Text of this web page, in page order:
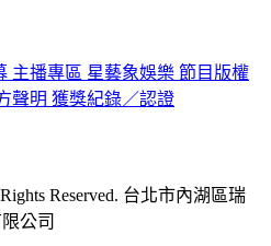
主播專區 星藝象娛樂 節目版權
聲明 獲獎紀錄／認證
Reserved. 台北市內湖區瑞
公司